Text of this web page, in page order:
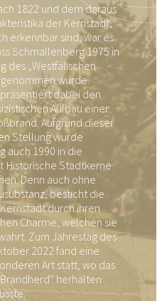
1822 und dem daraus
der Kernstadt,
erkennbar sind, war es
Schmallenberg 1975 in
des „Westfälischen
wurde.
dabei den
Aufbau einer
Aufgrund dieser
Stellung wurde
auch 1990 in die
Historische Stadtkerne
Denn auch ohne
besticht die
durch ihren
Charme, welchen sie
Zum Jahrestag des
2022 fand eine
Art statt, wo das
herhalten